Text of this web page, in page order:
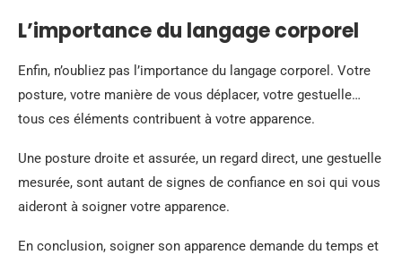
L’importance du langage corporel
Enfin, n’oubliez pas l’importance du langage corporel. Votre
posture, votre manière de vous déplacer, votre gestuelle…
tous ces éléments contribuent à votre apparence.
Une posture droite et assurée, un regard direct, une gestuelle
mesurée, sont autant de signes de confiance en soi qui vous
aideront à soigner votre apparence.
En conclusion, soigner son apparence demande du temps et